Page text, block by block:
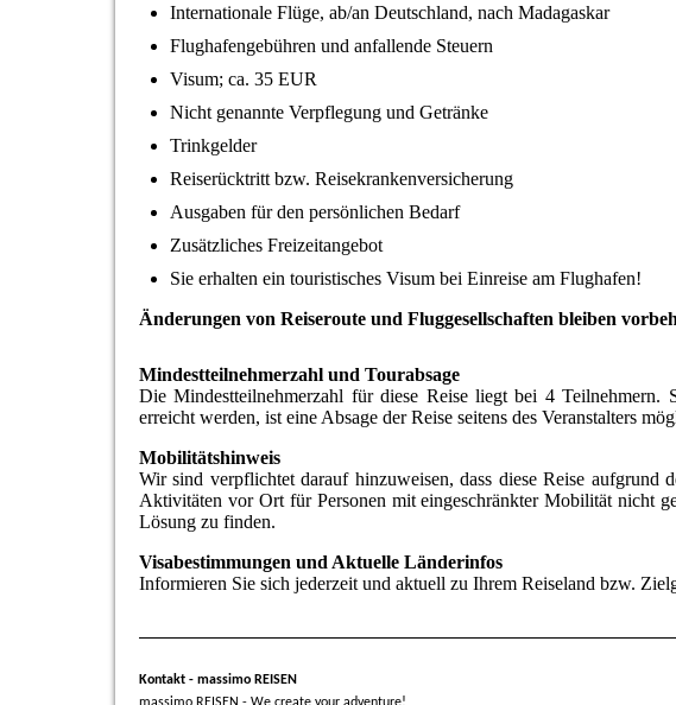
Internationale Flüge, ab/an Deutschland, nach Madagaskar
Flughafengebühren und anfallende Steuern
Visum; ca. 35 EUR
Nicht genannte Verpflegung und Getränke
Trinkgelder
Reiserücktritt bzw. Reisekrankenversicherung
Ausgaben für den persönlichen Bedarf
Zusätzliches Freizeitangebot
Sie erhalten ein touristisches Visum bei Einreise am Flughafen!
Änderungen von Reiseroute und Fluggesellschaften bleiben
Mindestteilnehmerzahl und Tourabsage
Die Mindestteilnehmerzahl für diese Reise liegt bei 4
erreicht werden, ist eine Absage der Reise seitens des Veranstalters
Mobilitätshinweis
Wir sind verpflichtet darauf hinzuweisen, dass diese Reise aufgrund
Aktivitäten vor Ort für Personen mit eingeschränkter Mobilität nicht
Lösung zu finden.
Visabestimmungen und Aktuelle Länderinfos
Informieren Sie sich jederzeit und aktuell zu Ihrem Reiseland bzw.
Kontakt - massimo REISEN